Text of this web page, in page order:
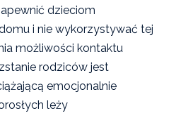
dzieciom
i nie wykorzystywać tej
możliwości kontaktu
rodziców jest
emocjonalnie
leży